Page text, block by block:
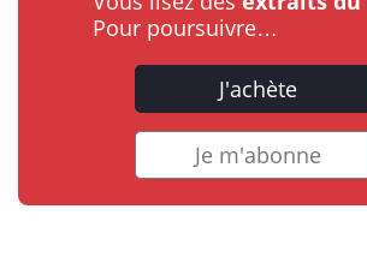
Pour poursuivre…
J'achète
Je m'abonne